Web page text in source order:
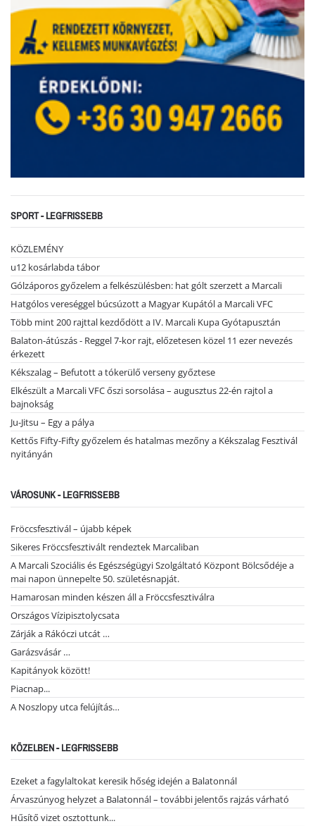
SPORT - LEGFRISSEBB
KÖZLEMÉNY
u12 kosárlabda tábor
Gólzáporos győzelem a felkészülésben: hat gólt szerzett a Marcali
Hatgólos vereséggel búcsúzott a Magyar Kupától a Marcali VFC
Több mint 200 rajttal kezdődött a IV. Marcali Kupa Gyótapusztán
Balaton-átúszás - Reggel 7-kor rajt, előzetesen közel 11 ezer nevezés
érkezett
Kékszalag – Befutott a tókerülő verseny győztese
Elkészült a Marcali VFC őszi sorsolása – augusztus 22-én rajtol a
bajnokság
Ju-Jitsu – Egy a pálya
Kettős Fifty-Fifty győzelem és hatalmas mezőny a Kékszalag Fesztivál
nyitányán
VÁROSUNK - LEGFRISSEBB
Fröccsfesztivál – újabb képek
Sikeres Fröccsfesztivált rendeztek Marcaliban
A Marcali Szociális és Egészségügyi Szolgáltató Központ Bölcsődéje a
mai napon ünnepelte 50. születésnapját.
Hamarosan minden készen áll a Fröccsfesztiválra
Országos Vízipisztolycsata
Zárják a Rákóczi utcát …
Garázsvásár …
Kapitányok között!
Piacnap...
A Noszlopy utca felújítás…
KÖZELBEN - LEGFRISSEBB
Ezeket a fagylaltokat keresik hőség idején a Balatonnál
Árvaszúnyog helyzet a Balatonnál – további jelentős rajzás várható
Hűsítő vizet osztottunk...